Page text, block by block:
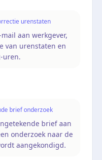
urenstaten
aan werkgever,
van urenstaten en
uren.
brief onderzoek
brief aan
onderzoek naar de
aangekondigd.